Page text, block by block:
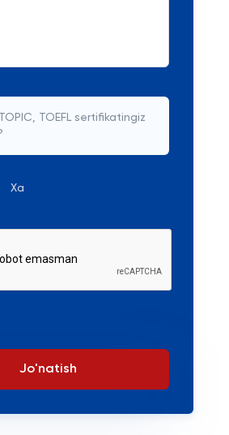
TOPIC, TOEFL sertifikatingiz
Xa
Jo'natish